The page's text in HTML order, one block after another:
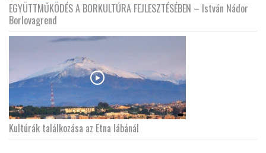
EGYÜTTMŰKÖDÉS A BORKULTÚRA FEJLESZTÉSÉBEN – István Nádor
Borlovagrend
Kultúrák találkozása az Etna lábánál